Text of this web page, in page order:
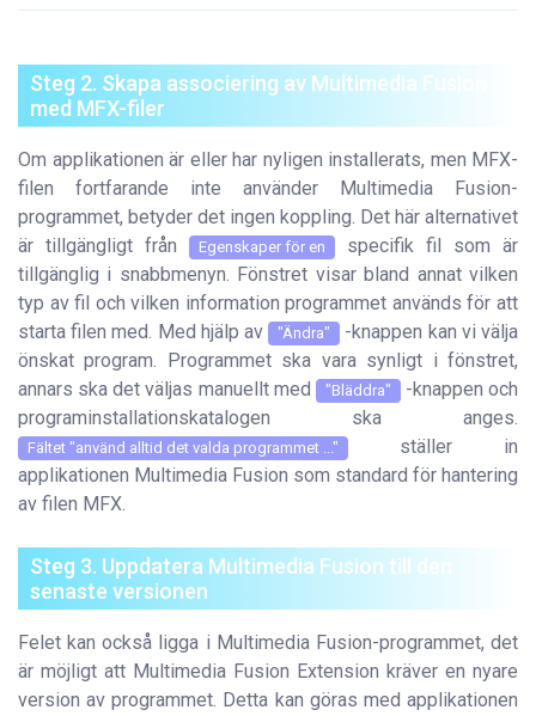
Steg 2. Skapa associering av Multimedia Fusion
med MFX-filer
Om applikationen är eller har nyligen installerats, men MFX-
filen fortfarande inte använder Multimedia Fusion-
programmet, betyder det ingen koppling. Det här alternativet
är tillgängligt från
Egenskaper för en
specifik fil som är
tillgänglig i snabbmenyn. Fönstret visar bland annat vilken
typ av fil och vilken information programmet används för att
starta filen med. Med hjälp av "Ändra"
-knappen kan vi välja
önskat program. Programmet ska vara synligt i fönstret,
annars ska det väljas manuellt med
"Bläddra" -knappen och
programinstallationskatalogen ska anges.
Fältet "använd alltid det valda programmet ..."
ställer in
applikationen Multimedia Fusion som standard för hantering
av filen MFX.
Steg 3. Uppdatera Multimedia Fusion till den
senaste versionen
Felet kan också ligga i Multimedia Fusion-programmet, det
är möjligt att Multimedia Fusion Extension kräver en nyare
version av programmet. Detta kan göras med applikationen